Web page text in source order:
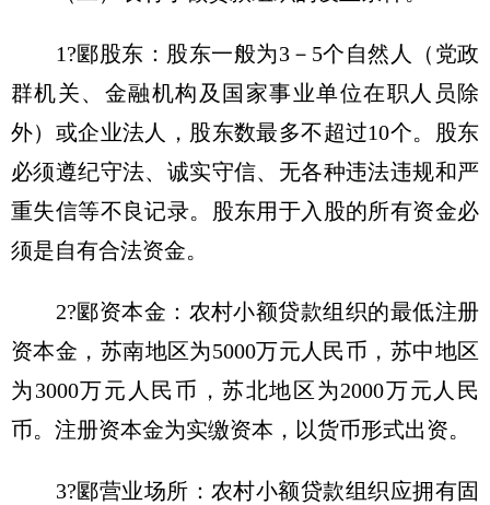
1?郾股东：股东一般为3－5个自然人（党政
群机关、金融机构及国家事业单位在职人员除
外）或企业法人，股东数最多不超过10个。股东
必须遵纪守法、诚实守信、无各种违法违规和严
重失信等不良记录。股东用于入股的所有资金必
须是自有合法资金。
2?郾资本金：农村小额贷款组织的最低注册
资本金，苏南地区为5000万元人民币，苏中地区
为3000万元人民币，苏北地区为2000万元人民
币。注册资本金为实缴资本，以货币形式出资。
3?郾营业场所：农村小额贷款组织应拥有固